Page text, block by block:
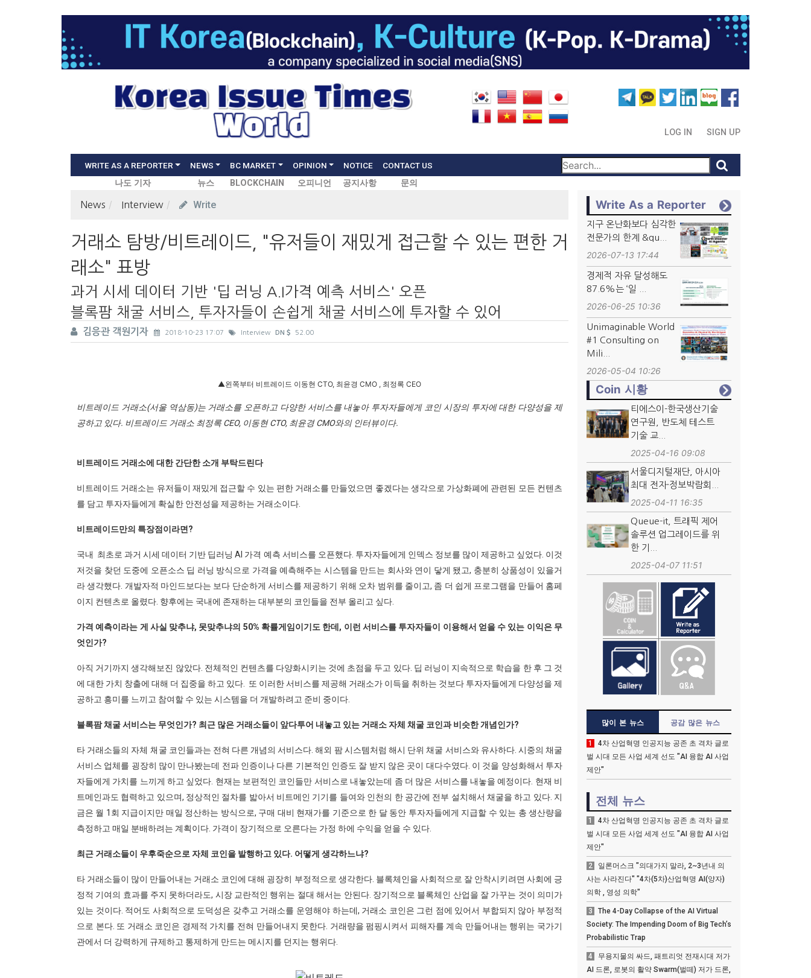
LOG IN SIGN UP
WRITE AS A REPORTER NEWS BC MARKET OPINION NOTICE CONTACT US
나도 기자 뉴스 BLOCKCHAIN 오피니언 공지사항 문의
News Interview Write
거래소 탐방/비트레이드, "유저들이 재밌게 접근할 수 있는 편한 거
래소" 표방
과거 시세 데이터 기반 '딥 러닝 A.I가격 예측 서비스' 오픈
블록팜 채굴 서비스, 투자자들이 손쉽게 채굴 서비스에 투자할 수 있어
김응관 객원기자 2018-10-23 17:07 Interview DN 52.00
▲왼쪽부터 비트레이드 이동현 CTO, 최윤경 CMO , 최정록 CEO
비트레이드 거래소(서울 역삼동)는 거래소를 오픈하고 다양한 서비스를 내놓아 투자자들에게 코인 시장의 투자에 대한 다양성을 제
공하고 있다. 비트레이드 거래소 최정록 CEO, 이동현 CTO, 최윤경 CMO와의 인터뷰이다.
비트레이드 거래소에 대한 간단한 소개 부탁드린다
비트레이드 거래소는 유저들이 재밌게 접근할 수 있는 편한 거래소를 만들었으면 좋겠다는 생각으로 가상화폐에 관련된 모든 컨텐츠
를 담고 투자자들에게 확실한 안전성을 제공하는 거래소이다.
비트레이드만의 특장점이라면?
국내 최초로 과거 시세 데이터 기반 딥러닝 AI 가격 예측 서비스를 오픈했다. 투자자들에게 인덱스 정보를 많이 제공하고 싶었다. 이것
저것을 찾던 도중에 오픈소스 딥 러닝 방식으로 가격을 예측해주는 시스템을 만드는 회사와 연이 닿게 됐고, 충분히 상품성이 있을거
라 생각했다. 개발자적 마인드보다는 보다 단순하게 서비스를 제공하기 위해 오차 범위를 줄이고, 좀 더 쉽게 프로그램을 만들어 홈페
이지 컨텐츠로 올렸다. 향후에는 국내에 존재하는 대부분의 코인들을 전부 올리고 싶다.
가격 예측이라는 게 사실 맞추냐, 못맞추냐의 50% 확률게임이기도 한데, 이런 서비스를 투자자들이 이용해서 얻을 수 있는 이익은 무
엇인가?
아직 거기까지 생각해보진 않았다. 전체적인 컨텐츠를 다양화시키는 것에 초점을 두고 있다. 딥 러닝이 지속적으로 학습을 한 후 그 것
에 대한 가치 창출에 대해 더 집중을 하고 있다. 또 이러한 서비스를 제공해 거래소가 이득을 취하는 것보다 투자자들에게 다양성을 제
공하고 흥미를 느끼고 참여할 수 있는 시스템을 더 개발하려고 준비 중이다.
블록팜 채굴 서비스는 무엇인가? 최근 많은 거래소들이 앞다투어 내놓고 있는 거래소 자체 채굴 코인과 비슷한 개념인가?
타 거래소들의 자체 채굴 코인들과는 전혀 다른 개념의 서비스다. 해외 팜 시스템처럼 해시 단위 채굴 서비스와 유사하다. 시중의 채굴
서비스 업체를 굉장히 많이 만나봤는데 전파 인증이나 다른 기본적인 인증도 잘 받지 않은 곳이 대다수였다. 이 것을 양성화해서 투자
자들에게 가치를 느끼게 하고 싶었다. 현재는 보편적인 코인들만 서비스로 내놓았는데 좀 더 많은 서비스를 내놓을 예정이다. 현재 비
트메인과도 협력하고 있으며, 정상적인 절차를 밟아서 비트메인 기기를 들여와 인천의 한 공간에 전부 설치해서 채굴을 하고 있다. 지
금은 월 1회 지급이지만 매일 정산하는 방식으로, 구매 대비 현재가를 기준으로 한 달 동안 투자자들에게 지급할 수 있는 총 생산량을
측정하고 매일 분배하려는 계획이다. 가격이 장기적으로 오른다는 가정 하에 수익을 얻을 수 있다.
최근 거래소들이 우후죽순으로 자체 코인을 발행하고 있다. 어떻게 생각하느냐?
타 거래소들이 많이 만들어내는 거래소 코인에 대해 굉장히 부정적으로 생각한다. 블록체인을 사회적으로 잘 안착시키려면 사회에 긍
정적 기여의 효과를 주지 못하더라도, 시장 교란적인 행위는 절대 해서는 안된다. 장기적으로 블록체인 산업을 잘 가꾸는 것이 의미가
있는 것이다. 적어도 사회적으로 도덕성은 갖추고 거래소를 운영해야 하는데, 거래소 코인은 그런 점에 있어서 부합되지 않아 부정적
으로 본다. 또 거래소 코인은 경제적 가치를 전혀 만들어내지 못한다. 거래량을 펌핑시켜서 피해자를 계속 만들어내는 행위는 국가기
관에서 더 강력하게 규제하고 통제하게 만드는 메시지를 던지는 행위다.
Write As a Reporter
지구 온난화보다 심각한
전문가의 한계 &qu...
2026-07-13 17:44
경제적 자유 달성해도
87.6%는 ‘일 ...
2026-06-25 10:36
Unimaginable World
#1 Consulting on
Mili...
2026-05-04 10:26
Coin 시황
티에스이-한국생산기술
연구원, 반도체 테스트
기술 교...
2025-04-16 09:08
서울디지털재단, 아시아
최대 전자·정보박람회...
2025-04-11 16:35
Queue-it, 트래픽 제어
솔루션 업그레이드를 위
한 기...
2025-04-07 11:51
많이 본 뉴스 공감 많은 뉴스
1
4차 산업혁명 인공지능 공존 초 격차 글로
벌 시대 모든 사업 세계 선도 "AI 융합 AI 사업
제안"
전체 뉴스
1
4차 산업혁명 인공지능 공존 초 격차 글로
벌 시대 모든 사업 세계 선도 "AI 융합 AI 사업
제안"
2
일론머스크 "의대가지 말라, 2~3년내 의
사는 사라진다" "4차(5차)산업혁명 AI(양자)
의학 , 영성 의학"
3
The 4-Day Collapse of the AI Virtual
Society: The Impending Doom of Big Tech’s
Probabilistic Trap
4
무용지물의 싸드, 패트리엇 전재시대 저가
AI 드론, 로봇의 활약 Swarm(벌떼) 저가 드론,